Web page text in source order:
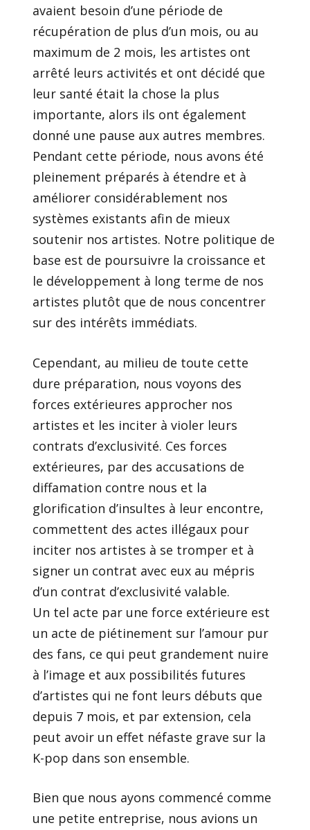
avaient besoin d’une période de
récupération de plus d’un mois, ou au
maximum de 2 mois, les artistes ont
arrêté leurs activités et ont décidé que
leur santé était la chose la plus
importante, alors ils ont également
donné une pause aux autres membres.
Pendant cette période, nous avons été
pleinement préparés à étendre et à
améliorer considérablement nos
systèmes existants afin de mieux
soutenir nos artistes. Notre politique de
base est de poursuivre la croissance et
le développement à long terme de nos
artistes plutôt que de nous concentrer
sur des intérêts immédiats.
Cependant, au milieu de toute cette
dure préparation, nous voyons des
forces extérieures approcher nos
artistes et les inciter à violer leurs
contrats d’exclusivité. Ces forces
extérieures, par des accusations de
diffamation contre nous et la
glorification d’insultes à leur encontre,
commettent des actes illégaux pour
inciter nos artistes à se tromper et à
signer un contrat avec eux au mépris
d’un contrat d’exclusivité valable.
Un tel acte par une force extérieure est
un acte de piétinement sur l’amour pur
des fans, ce qui peut grandement nuire
à l’image et aux possibilités futures
d’artistes qui ne font leurs débuts que
depuis 7 mois, et par extension, cela
peut avoir un effet néfaste grave sur la
K-pop dans son ensemble.
Bien que nous ayons commencé comme
une petite entreprise, nous avions un